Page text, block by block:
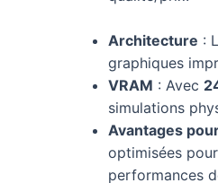
Architecture :
graphiques
VRAM : Avec
simulations
Avantages
optimisées
performances